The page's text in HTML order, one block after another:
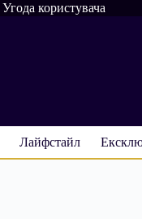
Угода користувача
Лайфстайл